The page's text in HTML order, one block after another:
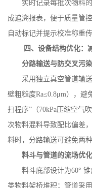
实时记录每批次物料
成追溯报表，便于质量管
自动标记并提示校准称重传
四、设备结构优化：
分路输送与防交叉污
采用独立真空管道输
壁粗糙度Ra≤0.8μm），避
扫程序”（70kPa压缩空气
次物料混料导致配比偏差
料时，分路输送可避免两
料斗与管道的流场优化
料斗底部设计为60°
类物料架桥堆积；管道采